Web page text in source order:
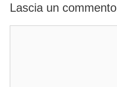
Lascia un commento